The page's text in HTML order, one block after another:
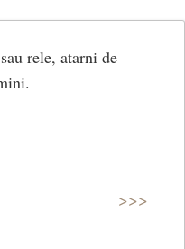
rele, atarni de
>>>